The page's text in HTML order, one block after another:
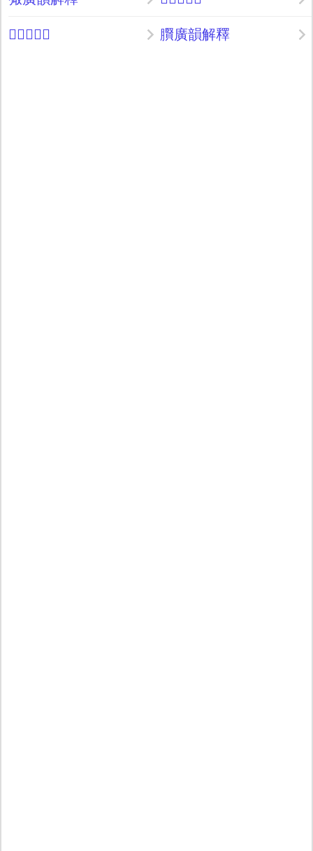
𧽍廣韻解釋 臔廣韻解釋